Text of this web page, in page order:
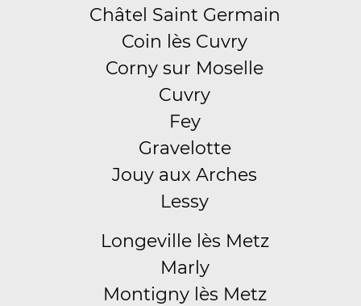
Châtel Saint Germain
Coin lès Cuvry
Corny sur Moselle
Cuvry
Fey
Gravelotte
Jouy aux Arches
Lessy
Longeville lès Metz
Marly
Montigny lès Metz